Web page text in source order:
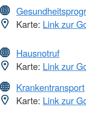
Karte: Link zur
Hausnotruf
Karte: Link zur
Krankentransport
Karte: Link zur